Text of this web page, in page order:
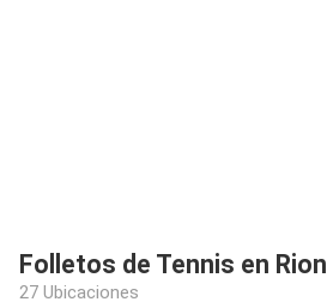
Folletos de Tennis en
27 Ubicaciones